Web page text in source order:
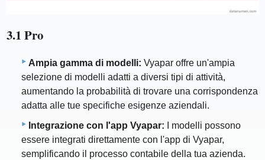
3.1 Pro
Ampia gamma di modelli: Vyapar offre un'ampia
selezione di modelli adatti a diversi tipi di attività,
aumentando la probabilità di trovare una corrispondenza
adatta alle tue specifiche esigenze aziendali.
Integrazione con l'app Vyapar: I modelli possono
essere integrati direttamente con l'app di Vyapar,
semplificando il processo contabile della tua azienda.